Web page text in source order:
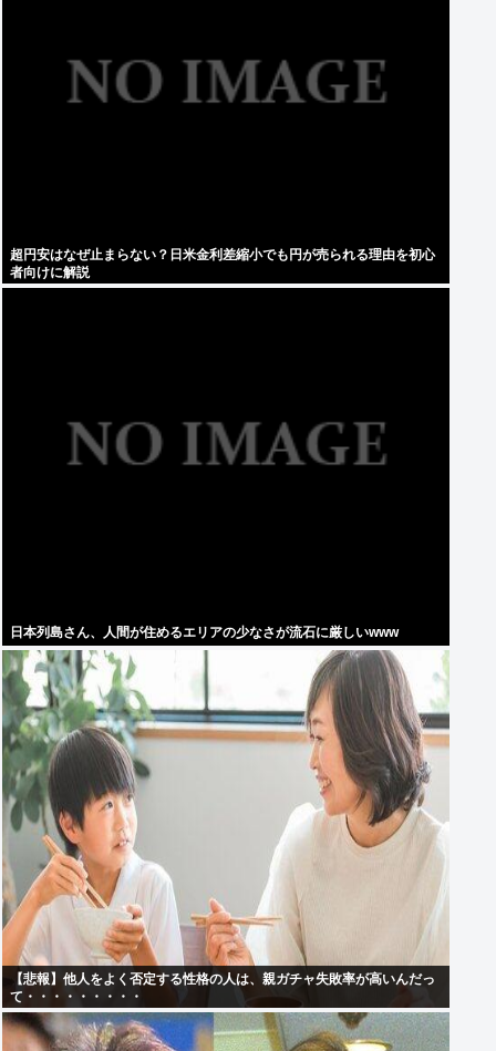
超円安はなぜ止まらない？日米金利差縮小でも円が売られる理由を初心
者向けに解説
日本列島さん、人間が住めるエリアの少なさが流石に厳しいwww
【悲報】他人をよく否定する性格の人は、親ガチャ失敗率が高いんだっ
て・・・・・・・・・